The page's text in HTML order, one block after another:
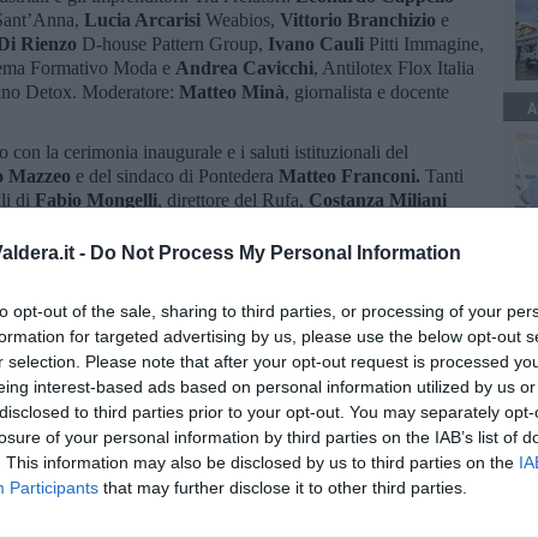
- Do Not Process My Personal Information
opt-out of the sale, sharing to third parties, or processing of your
for targeted advertising by us, please use the below opt-out
selection. Please note that after your opt-out request is processed
interest-based ads based on personal information utilized by us
to third parties prior to your opt-out. You may separately
of your personal information by third parties on the IAB’s list of
This information may also be disclosed by us to third parties on the
Participants that may further disclose it to other third parties.
Lucia Arcarisi Weabios, Vittorio Branchizio e
Rienzo D-house Pattern Group, Ivano Cauli Pitti Immagine,
Formativo Moda e Andrea Cavicchi, Antilotex Flox Italia
Detox. Moderatore: Matteo Minà, giornalista e docente
con la cerimonia inaugurale e i saluti istituzionali del
Mazzeo e del sindaco di Pontedera Matteo Franconi. Tanti
di Fabio Mongelli, direttore del Rufa, Costanza Miliani
Sant’Anna e diRiccardo Costagliola, Presidente della
giornata sarà lo
Modartech, dove avranno inizio una serie ditavole
design alle multi-competenze; dalla sostenibilità al
15, prenderanno il via lelectio magistralisdi approfondimento
visitabili due mostre tematichetemporanee:“Motus
di Istituto Modartech e Museo Piaggio e“Overshoot
Modartech.
istituzionali dell'assessora comunale